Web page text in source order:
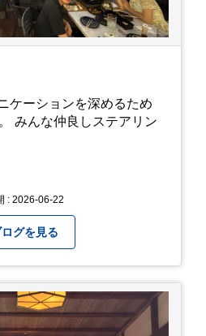
た。
ケーションを深めるため
みんな仲良しステアリン
: 2026-06-22
ログを見る